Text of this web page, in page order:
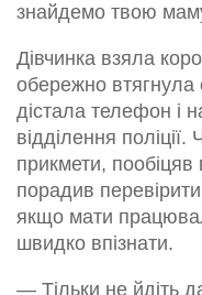
знайдемо твою
Дівчинка взяла
обережно втягнула
дістала телефон і
відділення
прикмети,
порадив
якщо мати
швидко впізнати.
— Тільки не йдіть